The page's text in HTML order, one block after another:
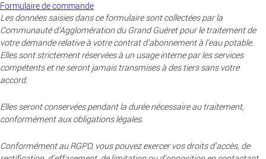
Formulaire de commande
Les données saisies dans ce formulaire sont collectées par la
Communauté d’Agglomération du Grand Guéret pour le traitement de
votre demande relative à votre contrat d’abonnement à l’eau potable.
Elles sont strictement réservées à un usage interne par les services
compétents et ne seront jamais transmises à des tiers sans votre
accord.
Elles seront conservées pendant la durée nécessaire au traitement,
conformément aux obligations légales.
Conformément au RGPD, vous pouvez exercer vos droits d’accès, de